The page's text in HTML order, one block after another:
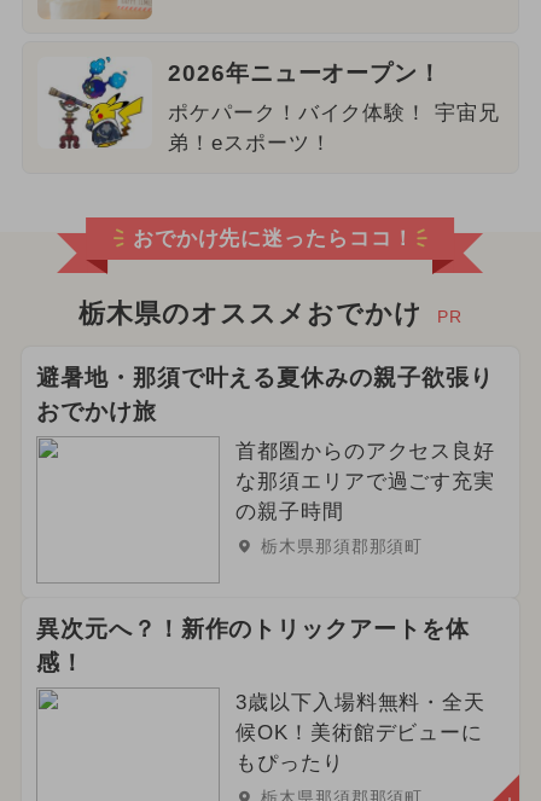
2026年ニューオープン！
ポケパーク！バイク体験！ 宇宙兄
弟！eスポーツ！
おでかけ先に迷ったらココ！
栃木県のオススメおでかけ PR
避暑地・那須で叶える夏休みの親子欲張り
おでかけ旅
首都圏からのアクセス良好
な那須エリアで過ごす充実
の親子時間
栃木県那須郡那須町
異次元へ？！新作のトリックアートを体
感！
3歳以下入場料無料・全天
候OK！美術館デビューに
もぴったり